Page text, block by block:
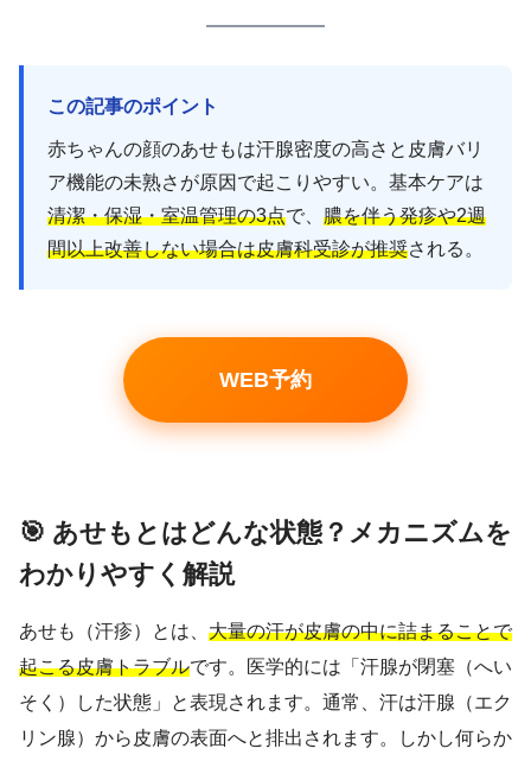
この記事のポイント
赤ちゃんの顔のあせもは汗腺密度の高さと皮膚バリ
ア機能の未熟さが原因で起こりやすい。基本ケアは
清潔・保湿・室温管理の3点で、 膿を伴う発疹や2週
間以上改善しない場合は皮膚科受診が推奨される。
WEB予約
🎯 あせもとはどんな状態？メカニズムを
わかりやすく解説
あせも（汗疹）とは、 大量の汗が皮膚の中に詰まることで
起こる皮膚トラブルです。医学的には「汗腺が閉塞（へい
そく）した状態」と表現されます。通常、汗は汗腺（エク
リン腺）から皮膚の表面へと排出されます。しかし何らか